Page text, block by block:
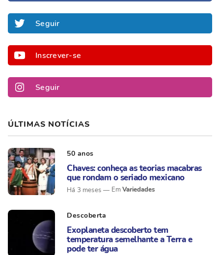
Seguir
Inscrever-se
Seguir
ÚLTIMAS NOTÍCIAS
50 anos
Chaves: conheça as teorias macabras
que rondam o seriado mexicano
Há 3 meses Variedades
Descoberta
Exoplaneta descoberto tem
temperatura semelhante a Terra e
pode ter água